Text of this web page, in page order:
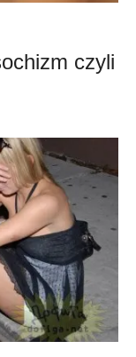
czyli